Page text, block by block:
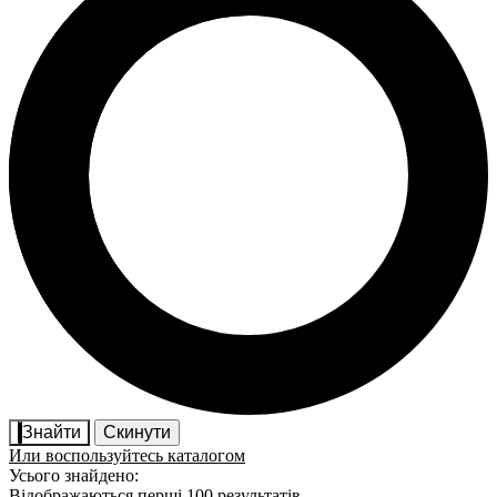
Знайти
Скинути
Или воспользуйтесь каталогом
Усього знайдено: